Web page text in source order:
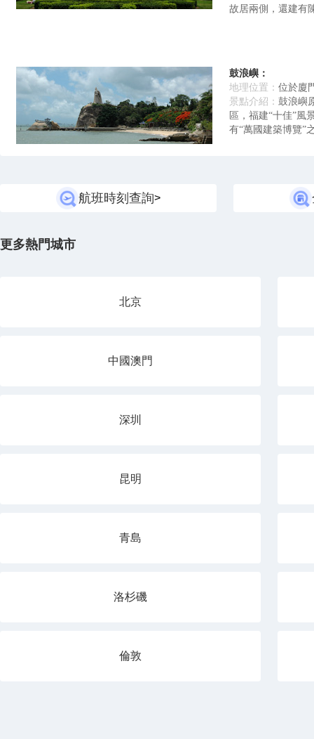
故居兩側，還建有
鼓浪嶼 ：
地理位置： 位於廈
景點介紹： 鼓浪嶼
區，福建“十佳”風
有“萬國建築博覽”
航班時刻查詢>
更多熱門城市
北京
中國澳門
深圳
昆明
青島
洛杉磯
倫敦